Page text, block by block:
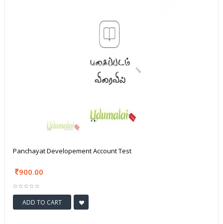
Panchayat Developement Account Test
900.00
ADD TO CART